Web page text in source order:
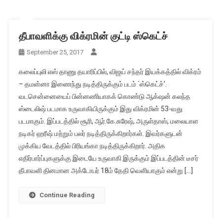
தீபாவளிக்கு விக்ரமின் குட்டி ஸ்கெட்ச்
September 25, 2017
கலைப்புலி எஸ் தாணு தயாரிப்பில், விஜய் சந்தர் இயக்கத்தில் விக்ரம்
– தமன்னா இணைந்து நடித்திருக்கும் படம் `ஸ்கெட்ச்’.
வடசென்னையைப் பின்னணியாகக் கொண்டு ஆக்‌ஷன் கலந்த
ஸ்டைலிஷ் படமாக உருவாகியிருக்கும் இது விக்ரமின் 53-வது
படமாகும். இப்படத்தில் சூரி, ஆர்.கே.சுரேஷ், அருள்தாஸ், மலையாள
நடிகர் ஹரீஷ் மற்றும் பலர் நடித்திருக்கிறார்கள். இவர்களுடன்
முக்கிய வேடத்தில் பிரியங்கா நடித்திருக்கிறார். அதிக
எதிர்பார்ப்புகளுக்கு இடையே உருவாகி இருக்கும் இப்படத்தின் டீசர்
தீபாவளி தினமான அக்டோபர் 18ம் தேதி வெளியாகும் என்று […]
Continue Reading